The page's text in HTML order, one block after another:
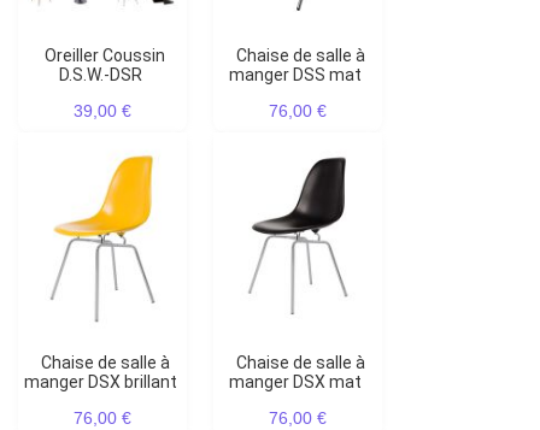
Oreiller Coussin
D.S.W.-DSR
39,00 €
Chaise de salle à
manger DSS mat
76,00 €
Chaise de salle à
manger DSX brillant
76,00 €
Chaise de salle à
manger DSX mat
76,00 €